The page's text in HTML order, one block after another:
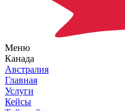
Меню
Канада
Австралия
Главная
Услуги
Кейсы